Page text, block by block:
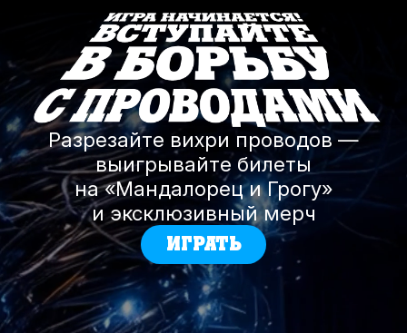
Разрезайте вихри проводов —
выигрывайте билеты
на «Мандалорец и Грогу»
и эксклюзивный мерч
ИГРАТЬ